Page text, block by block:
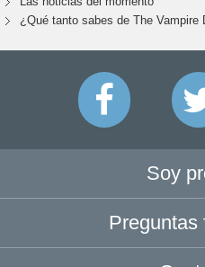
¿Qué tanto sabes de The Vampire
Soy
Preguntas